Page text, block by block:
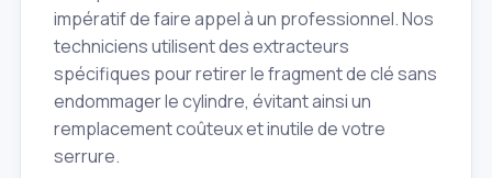
impératif de faire appel à un professionnel. Nos
techniciens utilisent des extracteurs
spécifiques pour retirer le fragment de clé sans
endommager le cylindre, évitant ainsi un
remplacement coûteux et inutile de votre
serrure.